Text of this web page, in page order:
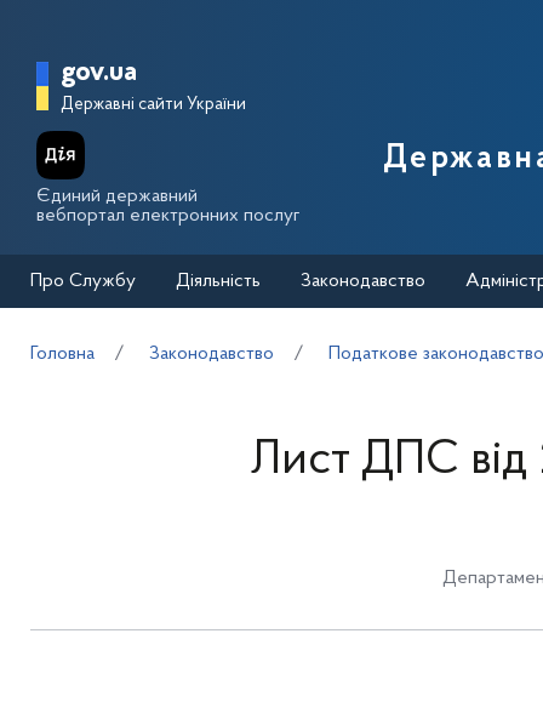
Головна сторінка Державної
gov.ua
Державні сайти України
Єдиний державний
вебпортал електронних послуг
Про Службу Діяльність Законодавство
Головна Законодавство Податкове законодавство
Лист ДПС